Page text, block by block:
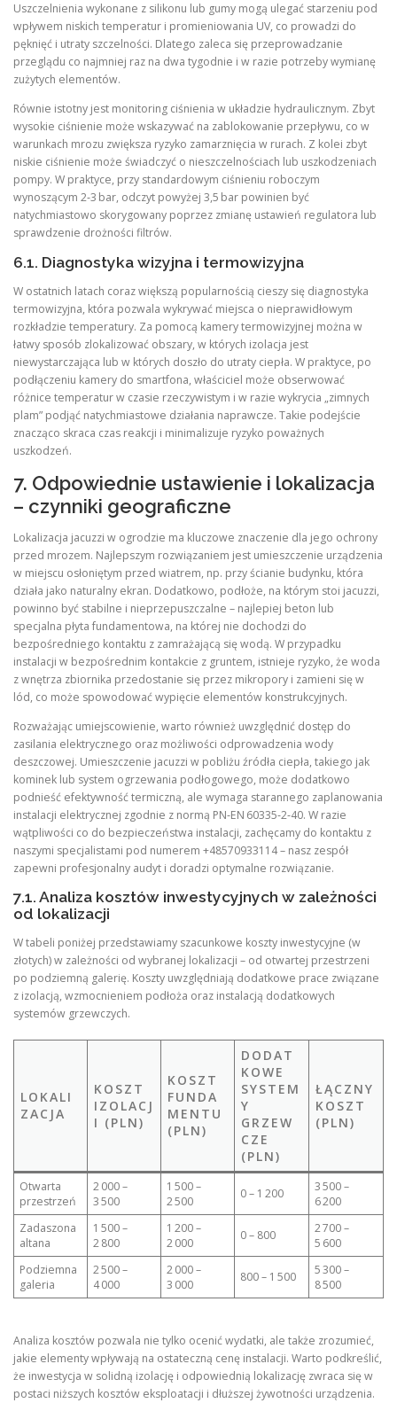
Uszczelnienia wykonane z silikonu lub gumy mogą ulegać starzeniu pod
wpływem niskich temperatur i promieniowania UV, co prowadzi do
pęknięć i utraty szczelności. Dlatego zaleca się przeprowadzanie
przeglądu co najmniej raz na dwa tygodnie i w razie potrzeby wymianę
zużytych elementów.
Równie istotny jest monitoring ciśnienia w układzie hydraulicznym. Zbyt
wysokie ciśnienie może wskazywać na zablokowanie przepływu, co w
warunkach mrozu zwiększa ryzyko zamarznięcia w rurach. Z kolei zbyt
niskie ciśnienie może świadczyć o nieszczelnościach lub uszkodzeniach
pompy. W praktyce, przy standardowym ciśnieniu roboczym
wynoszącym 2‑3 bar, odczyt powyżej 3,5 bar powinien być
natychmiastowo skorygowany poprzez zmianę ustawień regulatora lub
sprawdzenie drożności filtrów.
6.1. Diagnostyka wizyjna i termowizyjna
W ostatnich latach coraz większą popularnością cieszy się diagnostyka
termowizyjna, która pozwala wykrywać miejsca o nieprawidłowym
rozkładzie temperatury. Za pomocą kamery termowizyjnej można w
łatwy sposób zlokalizować obszary, w których izolacja jest
niewystarczająca lub w których doszło do utraty ciepła. W praktyce, po
podłączeniu kamery do smartfona, właściciel może obserwować
różnice temperatur w czasie rzeczywistym i w razie wykrycia „zimnych
plam” podjąć natychmiastowe działania naprawcze. Takie podejście
znacząco skraca czas reakcji i minimalizuje ryzyko poważnych
uszkodzeń.
7. Odpowiednie ustawienie i lokalizacja
– czynniki geograficzne
Lokalizacja jacuzzi w ogrodzie ma kluczowe znaczenie dla jego ochrony
przed mrozem. Najlepszym rozwiązaniem jest umieszczenie urządzenia
w miejscu osłoniętym przed wiatrem, np. przy ścianie budynku, która
działa jako naturalny ekran. Dodatkowo, podłoże, na którym stoi jacuzzi,
powinno być stabilne i nieprzepuszczalne – najlepiej beton lub
specjalna płyta fundamentowa, na której nie dochodzi do
bezpośredniego kontaktu z zamrażającą się wodą. W przypadku
instalacji w bezpośrednim kontakcie z gruntem, istnieje ryzyko, że woda
z wnętrza zbiornika przedostanie się przez mikropory i zamieni się w
lód, co może spowodować wypięcie elementów konstrukcyjnych.
Rozważając umiejscowienie, warto również uwzględnić dostęp do
zasilania elektrycznego oraz możliwości odprowadzenia wody
deszczowej. Umieszczenie jacuzzi w pobliżu źródła ciepła, takiego jak
kominek lub system ogrzewania podłogowego, może dodatkowo
podnieść efektywność termiczną, ale wymaga starannego zaplanowania
instalacji elektrycznej zgodnie z normą PN‑EN 60335‑2‑40. W razie
wątpliwości co do bezpieczeństwa instalacji, zachęcamy do kontaktu z
naszymi specjalistami pod numerem +48570933114 – nasz zespół
zapewni profesjonalny audyt i doradzi optymalne rozwiązanie.
7.1. Analiza kosztów inwestycyjnych w zależności
od lokalizacji
W tabeli poniżej przedstawiamy szacunkowe koszty inwestycyjne (w
złotych) w zależności od wybranej lokalizacji – od otwartej przestrzeni
po podziemną galerię. Koszty uwzględniają dodatkowe prace związane
z izolacją, wzmocnieniem podłoża oraz instalacją dodatkowych
systemów grzewczych.
LOKALI
ZACJA
KOSZT
IZOLACJ
I (PLN)
KOSZT
FUNDA
MENTU
(PLN)
DODAT
KOWE
SYSTEM
Y
GRZEW
CZE
(PLN)
ŁĄCZNY
KOSZT
(PLN)
Otwarta
przestrzeń
2 000 –
3 500
1 500 –
2 500
0 – 1 200
3 500 –
6 200
Zadaszona
altana
1 500 –
2 800
1 200 –
2 000
0 – 800
2 700 –
5 600
Podziemna
galeria
2 500 –
4 000
2 000 –
3 000
800 – 1 500
5 300 –
8 500
Analiza kosztów pozwala nie tylko ocenić wydatki, ale także zrozumieć,
jakie elementy wpływają na ostateczną cenę instalacji. Warto podkreślić,
że inwestycja w solidną izolację i odpowiednią lokalizację zwraca się w
postaci niższych kosztów eksploatacji i dłuższej żywotności urządzenia.